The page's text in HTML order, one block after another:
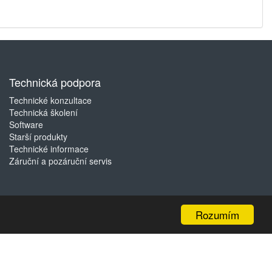
Rozumím
Technická podpora
Technické konzultace
Technická školení
Software
Starší produkty
Technické informace
Záruční a pozáruční servis